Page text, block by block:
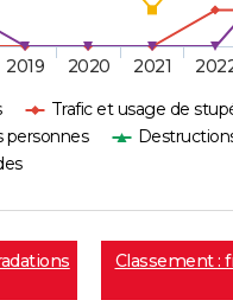
Trafic et usage de
personnes
2019 2020 2021
Classement :